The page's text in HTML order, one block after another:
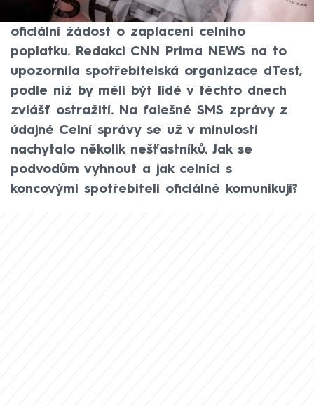
podvodných zpráv. Ty se mohou tvářit jako
oficiální žádost o zaplacení celního
poplatku. Redakci CNN Prima NEWS na to
upozornila spotřebitelská organizace dTest,
podle níž by měli být lidé v těchto dnech
zvlášť ostražití. Na falešné SMS zprávy z
údajné Celní správy se už v minulosti
nachytalo několik nešťastníků. Jak se
podvodům vyhnout a jak celníci s
koncovými spotřebiteli oficiálně komunikují?